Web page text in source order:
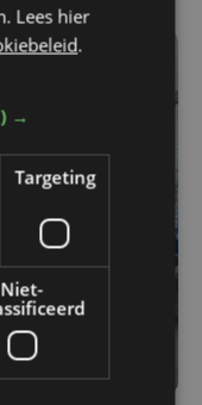
Lees hier
.
→
Targeting
Niet-